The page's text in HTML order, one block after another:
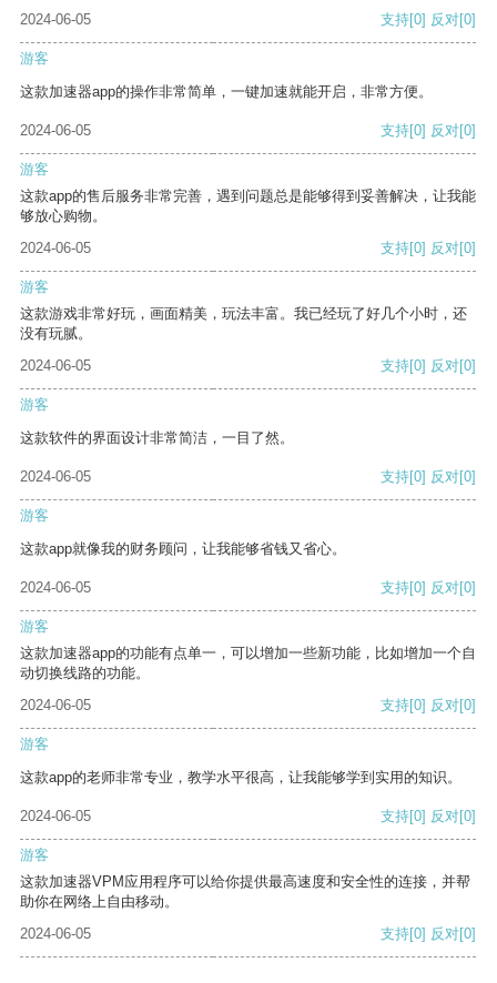
2024-06-05
支持[0] 反对[0]
游客
这款加速器app的操作非常简单，一键加速就能开启，非常方便。
2024-06-05 支持[0] 反对[0]
游客
这款app的售后服务非常完善，遇到问题总是能够得到妥善解决，让我能
够放心购物。
2024-06-05
支持[0] 反对[0]
游客
这款游戏非常好玩，画面精美，玩法丰富。我已经玩了好几个小时，还
没有玩腻。
2024-06-05
支持[0] 反对[0]
游客
这款软件的界面设计非常简洁，一目了然。
2024-06-05 支持[0] 反对[0]
游客
这款app就像我的财务顾问，让我能够省钱又省心。
2024-06-05 支持[0] 反对[0]
游客
这款加速器app的功能有点单一，可以增加一些新功能，比如增加一个自
动切换线路的功能。
2024-06-05
支持[0] 反对[0]
游客
这款app的老师非常专业，教学水平很高，让我能够学到实用的知识。
2024-06-05 支持[0] 反对[0]
游客
这款加速器VPM应用程序可以给你提供最高速度和安全性的连接，并帮
助你在网络上自由移动。
2024-06-05
支持[0] 反对[0]